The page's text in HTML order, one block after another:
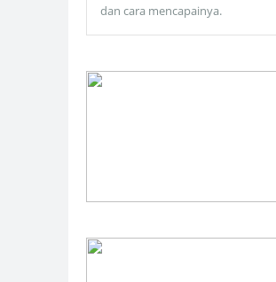
dan cara mencapainya.